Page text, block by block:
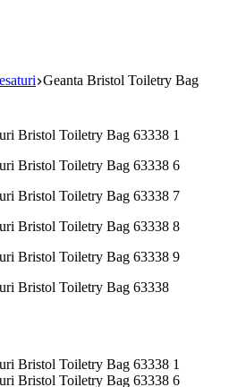
Geanta Bristol Toiletry Bag